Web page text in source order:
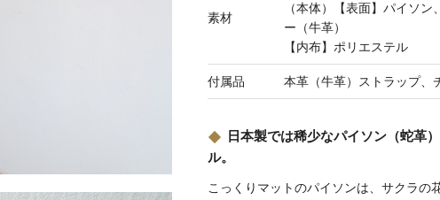
素材
（本体）【表面】パイソ
ー（牛革）
【内布】ポリエステル
付属品 本革（牛革）ストラップ、
日本製では稀少なパイソン（蛇革
ル。
こっくりマットのパイソンは、サクラの